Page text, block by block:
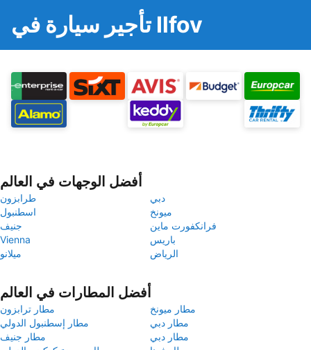
تأجير سيارة في Ilfov
أفضل الوجهات في العالم
طرابزون
دبي
اسطنبول
ميونخ
جنيف
فرانكفورت ماين
Vienna
باريس
ميلانو
الرياض
أفضل المطارات في العالم
مطار ترابزون
مطار ميونخ
مطار إسطنبول الدولي
مطار دبي
مطار جنيف
مطار دبي